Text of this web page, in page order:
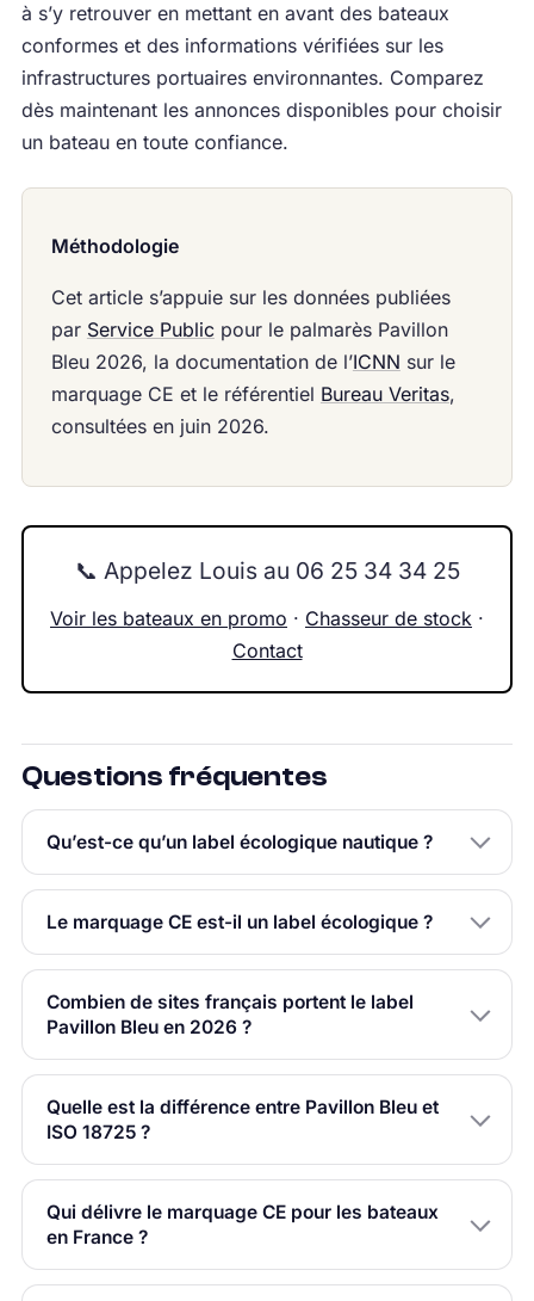
à s’y retrouver en mettant en avant des bateaux
conformes et des informations vérifiées sur les
infrastructures portuaires environnantes. Comparez
dès maintenant les annonces disponibles pour choisir
un bateau en toute confiance.
Méthodologie
Cet article s’appuie sur les données publiées
par Service Publicpour le palmarès Pavillon
Bleu 2026, la documentation de l’ICNN sur le
marquage CE et le référentiel Bureau Veritas,
consultées en juin 2026.
📞 Appelez Louis au 06 25 34 34 25
Voir les bateaux en promo · Chasseur de stock ·
Contact
Questions fréquentes
Qu’est-ce qu’un label écologique nautique ?
Le marquage CE est-il un label écologique ?
Combien de sites français portent le label
Pavillon Bleu en 2026 ?
Quelle est la différence entre Pavillon Bleu et
ISO 18725 ?
Qui délivre le marquage CE pour les bateaux
en France ?